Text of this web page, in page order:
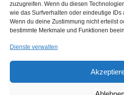
zuzugreifen. Wenn du diesen
wie das Surfverhalten oder eindeutige
Wenn du deine Zustimmung nicht erteilst
bestimmte Merkmale und Funktionen
Dienste verwalten